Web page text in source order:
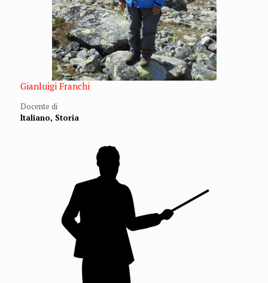
Gianluigi Franchi
Docente di
Italiano, Storia